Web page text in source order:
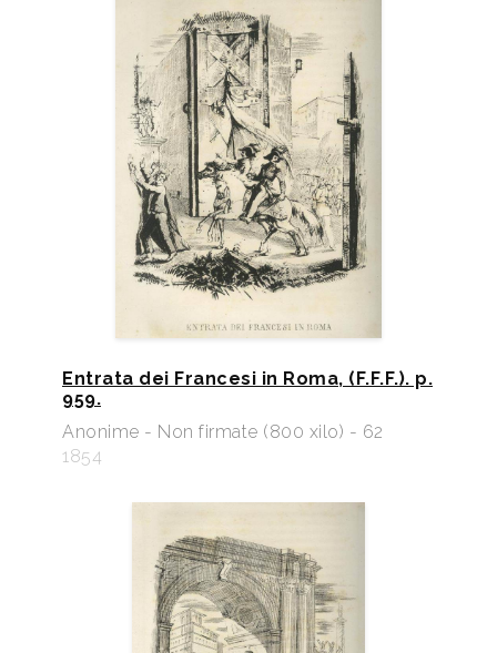
Entrata dei Francesi in Roma, (F.F.F.). p.
959.
Anonime - Non firmate (800 xilo) - 62
1854